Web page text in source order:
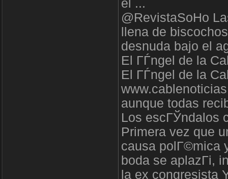
el ...
@RevistaSoHo
llena de
desnuda bajo el
El ГЃngel de la
El ГЃngel de la
aunque todas
Los escГЎndalos
Primera vez que
causa polГ©mica
boda se aplazГі,
la ex congresista